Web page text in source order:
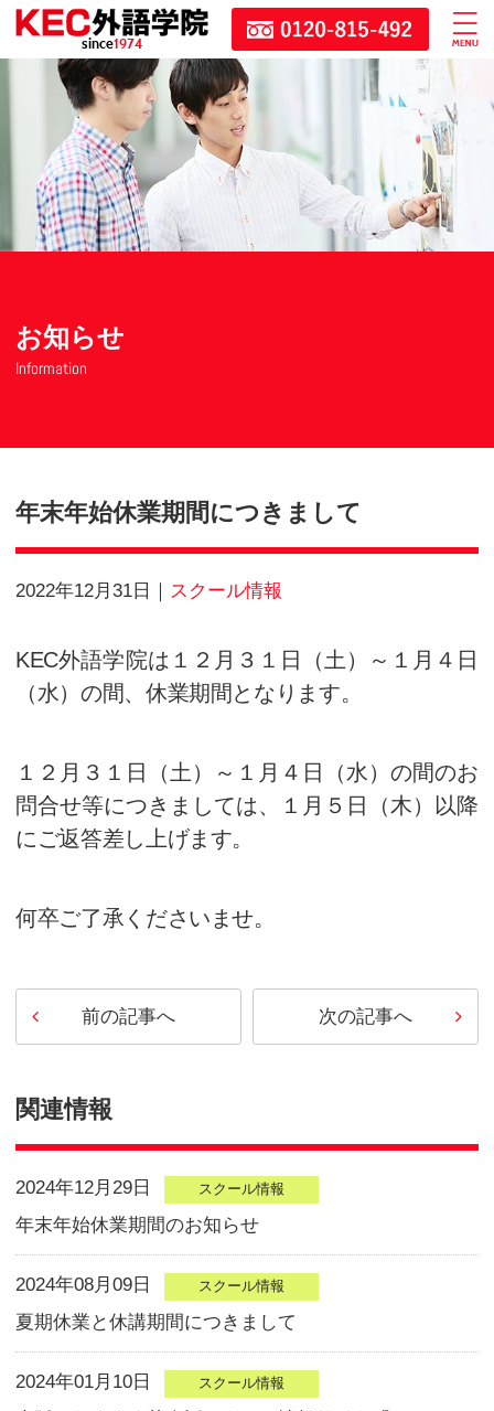
since1974
Information
2022年12月31日
（水）の間、休業期間となります
１２月３１日（土）～１月４日
問合せ等につきましては、１月
にご返答差し上げます。
何卒ご了承くださいませ。